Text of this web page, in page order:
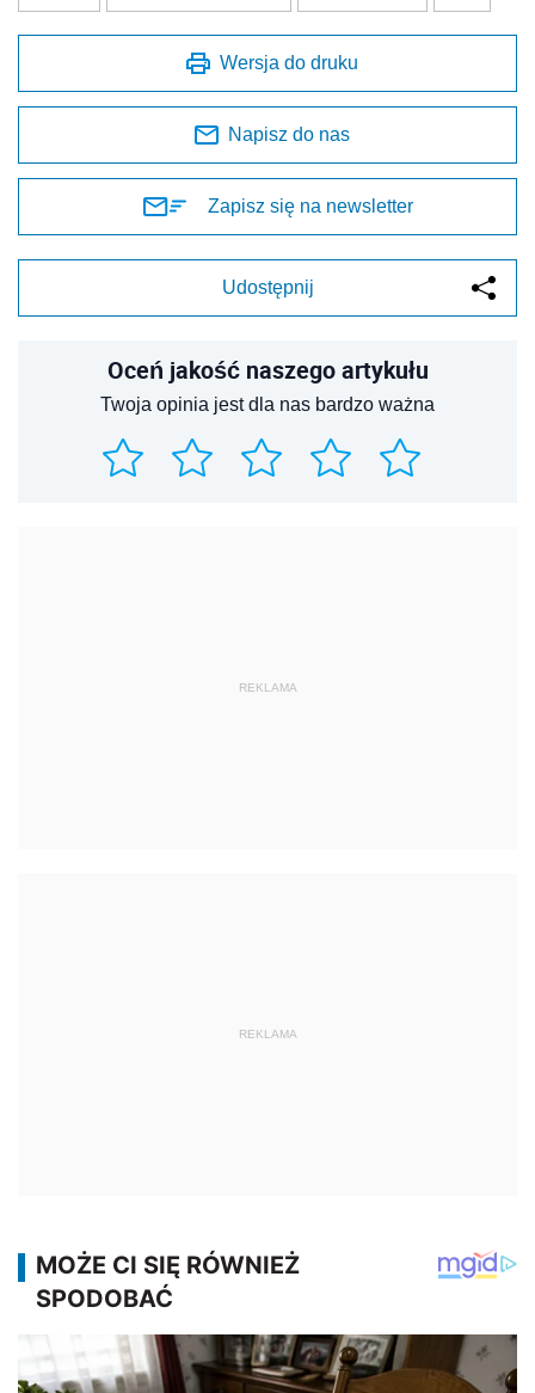
Wersja do druku
Napisz do nas
Zapisz się na newsletter
Udostępnij
Oceń jakość naszego artykułu
Twoja opinia jest dla nas bardzo ważna
REKLAMA
REKLAMA